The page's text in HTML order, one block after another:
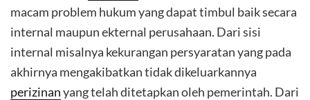
macam problem hukum yang dapat timbul baik secara
internal maupun ekternal perusahaan. Dari sisi
internal misalnya kekurangan persyaratan yang pada
akhirnya mengakibatkan tidak dikeluarkannya
perizinanyang telah ditetapkan oleh pemerintah. Dari